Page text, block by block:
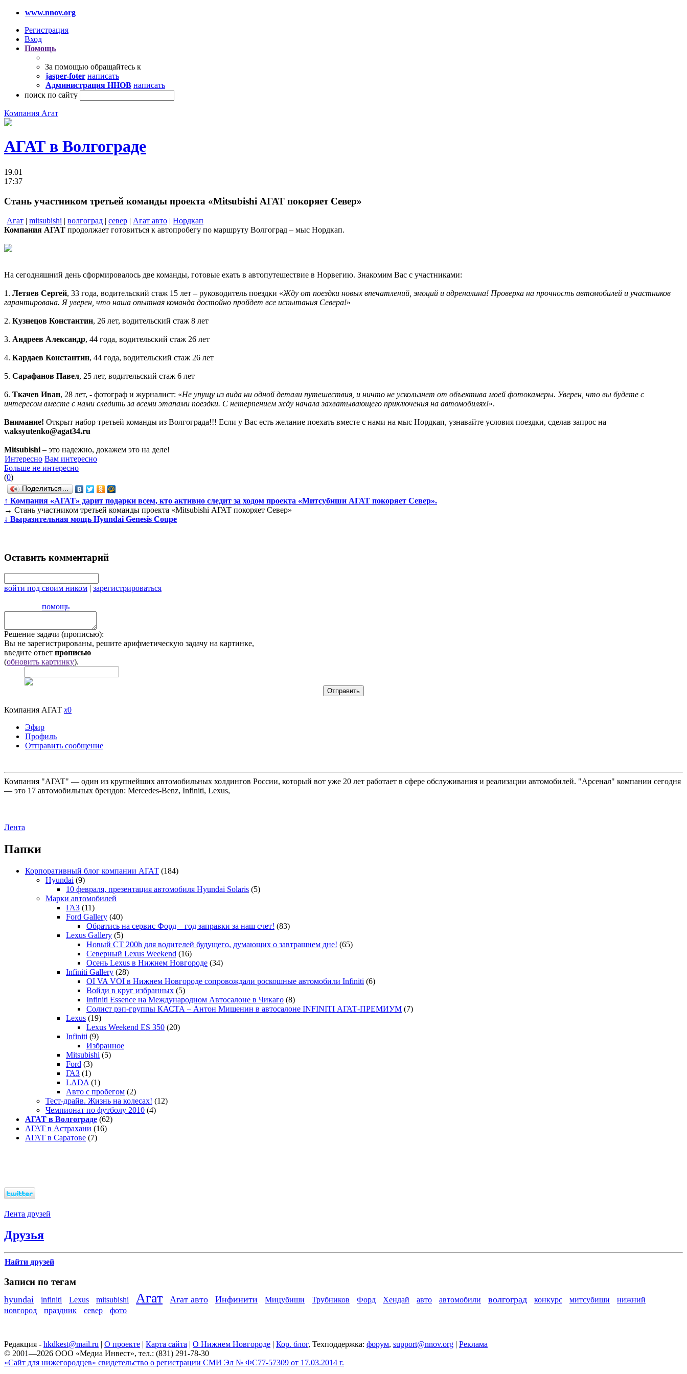
www.nnov.org
Регистрация
Вход
Помощь
За помощью обращайтесь к
jasper-foter написать
Администрация ННОВ написать
поиск по сайту
Компания Агат
АГАТ в Волгограде
19.01
17:37
Стань участником третьей команды проекта «Mitsubishi АГАТ покоряет Север»
Агат | mitsubishi | волгоград | север | Агат авто | Нордкап
Компания АГАТ продолжает готовиться к автопробегу по маршруту Волгоград – мыс Нордкап.
На сегодняшний день сформировалось две команды, готовые ехать в автопутешествие в Норвегию. Знакомим Вас с участниками:
1. Летяев Сергей, 33 года, водительский стаж 15 лет – руководитель поездки «Жду от поездки новых впечатлений, эмоций и адреналина! Проверка на прочность автомобилей и участников
гарантирована. Я уверен, что наша опытная команда достойно пройдет все испытания Севера!»
2. Кузнецов Константин, 26 лет, водительский стаж 8 лет
3. Андреев Александр, 44 года, водительский стаж 26 лет
4. Кардаев Константин, 44 года, водительский стаж 26 лет
5. Сарафанов Павел, 25 лет, водительский стаж 6 лет
6. Ткачев Иван, 28 лет, - фотограф и журналист: «Не упущу из вида ни одной детали путешествия, и ничто не ускользнет от объектива моей фотокамеры. Уверен, что вы будете с
интересом вместе с нами следить за всеми этапами поездки. С нетерпением жду начала захватывающего приключения на автомобилях!».
Внимание! Открыт набор третьей команды из Волгограда!!! Если у Вас есть желание поехать вместе с нами на мыс Нордкап, узнавайте условия поездки, сделав запрос на
v.aksyutenko@agat34.ru
Mitsubishi – это надежно, докажем это на деле!
Интересно Вам интересно
Больше не интересно
(0)
Поделиться…
↑ Компания «АГАТ» дарит подарки всем, кто активно следит за ходом проекта «Митсубиши АГАТ покоряет Север».
→ Стань участником третьей команды проекта «Mitsubishi АГАТ покоряет Север»
↓ Выразительная мощь Hyundai Genesis Coupe
Оставить комментарий
войти под своим ником | зарегистрироваться
помощь
Решение задачи (прописью):
Вы не зарегистрированы, решите арифметическую задачу на картинке,
введите ответ прописью
(обновить картинку).
Компания АГАТ x0
Эфир
Профиль
Отправить сообщение
Компания "АГАТ" — один из крупнейших автомобильных холдингов России, который вот уже 20 лет работает в сфере обслуживания и реализации автомобилей. "Арсенал" компании сегодня
— это 17 автомобильных брендов: Mercedes-Benz, Infiniti, Lexus,
Лента
Папки
Корпоративный блог компании АГАТ (184)
Hyundai (9)
10 февраля, презентация автомобиля Hyundai Solaris (5)
Марки автомобилей
ГАЗ (11)
Ford Gallery (40)
Обратись на сервис Форд – год заправки за наш счет! (83)
Lexus Gallery (5)
Новый CT 200h для водителей будущего, думающих о завтрашнем дне! (65)
Северный Lexus Weekend (16)
Осень Lexus в Нижнем Новгороде (34)
Infiniti Gallery (28)
OI VA VOI в Нижнем Новгороде сопровождали роскошные автомобили Infiniti (6)
Войди в круг избранных (5)
Infiniti Essence на Международном Автосалоне в Чикаго (8)
Солист рэп-группы КАСТА – Антон Мишенин в автосалоне INFINITI АГАТ-ПРЕМИУМ (7)
Lexus (19)
Lexus Weekend ES 350 (20)
Infiniti (9)
Избранное
Mitsubishi (5)
Ford (3)
ГАЗ (1)
LADA (1)
Авто с пробегом (2)
Тест-драйв. Жизнь на колесах! (12)
Чемпионат по футболу 2010 (4)
АГАТ в Волгограде (62)
АГАТ в Астрахани (16)
АГАТ в Саратове (7)
Лента друзей
Друзья
Найти друзей
Записи по тегам
hyundai infiniti Lexus mitsubishi Агат Агат авто Инфинити Мицубиши Трубников Форд Хендай авто автомобили волгоград конкурс митсубиши
нижний
новгород
праздник север фото
Редакция - hkdkest@mail.ru | О проекте | Карта сайта | О Нижнем Новгороде | Кор. блог, Техподдержка: форум, support@nnov.org | Реклама
© 2001—2026 ООО «Медиа Инвест», тел.: (831) 291-78-30
«Сайт для нижегородцев» свидетельство о регистрации СМИ Эл № ФС77-57309 от 17.03.2014 г.